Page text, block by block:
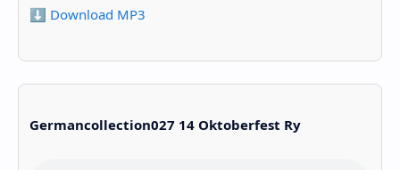
⬇️ Download MP3
Germancollection027 14 Oktoberfest Ry